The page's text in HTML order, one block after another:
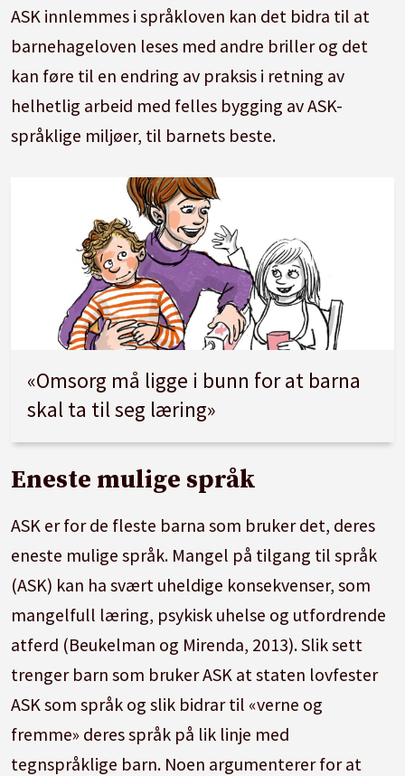
ASK innlemmes i språkloven kan det bidra til at
barnehageloven leses med andre briller og det
kan føre til en endring av praksis i retning av
helhetlig arbeid med felles bygging av ASK-
språklige miljøer, til barnets beste.
«Omsorg må ligge i bunn for at barna
skal ta til seg læring»
Eneste mulige språk
ASK er for de fleste barna som bruker det, deres
eneste mulige språk. Mangel på tilgang til språk
(ASK) kan ha svært uheldige konsekvenser, som
mangelfull læring, psykisk uhelse og utfordrende
atferd (Beukelman og Mirenda, 2013). Slik sett
trenger barn som bruker ASK at staten lovfester
ASK som språk og slik bidrar til «verne og
fremme» deres språk på lik linje med
tegnspråklige barn. Noen argumenterer for at